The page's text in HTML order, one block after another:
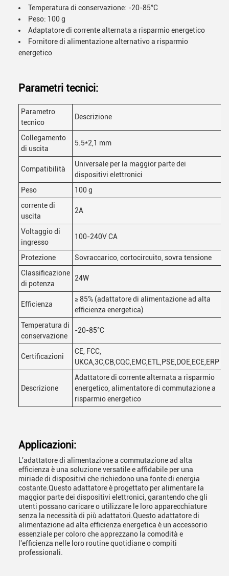
Temperatura di conservazione: -20-85°C
Peso: 100 g
Adaptatore di corrente alternata a risparmio energetico
Fornitore di alimentazione alternativo a risparmio
energetico
Parametri tecnici:
Parametro
tecnico
Descrizione
Collegamento
di uscita
5.5*2,1 mm
Compatibilità
Universale per la maggior parte dei
dispositivi elettronici
Peso
100 g
corrente di
uscita
2A
Voltaggio di
ingresso
100-240V CA
Protezione
Sovraccarico, cortocircuito, sovra tensione
Classificazione
di potenza
24W
Efficienza
≥ 85% (adattatore di alimentazione ad alta
efficienza energetica)
Temperatura di
conservazione
-20-85°C
Certificazioni
CE, FCC,
UKCA,3C,CB,CQC,EMC,ETL,PSE,DOE,ECE,ERP
Descrizione
Adattatore di corrente alternata a risparmio
energetico, alimentatore di commutazione a
risparmio energetico
Applicazioni:
L'adattatore di alimentazione a commutazione ad alta
efficienza è una soluzione versatile e affidabile per una
miriade di dispositivi che richiedono una fonte di energia
costante.Questo adattatore è progettato per alimentare la
maggior parte dei dispositivi elettronici, garantendo che gli
utenti possano caricare o utilizzare le loro apparecchiature
senza la necessità di più adattatori.Questo adattatore di
alimentazione ad alta efficienza energetica è un accessorio
essenziale per coloro che apprezzano la comodità e
l'efficienza nelle loro routine quotidiane o compiti
professionali.